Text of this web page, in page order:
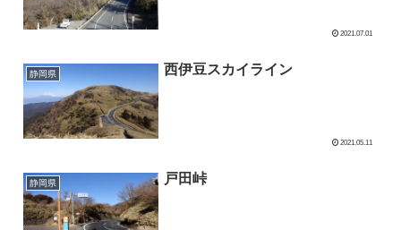
2021.07.01
静岡県 西伊豆スカイライン
2021.05.11
静岡県 戸田峠